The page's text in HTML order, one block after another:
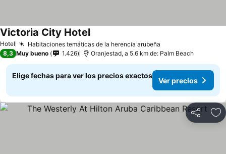
Hotel Habitaciones temáticas de la herencia arubeña
Victoria City Hotel
8,3 Muy bueno 1.426 Oranjestad, a 5.6 km de: Palm Beach
Elige fechas para ver los precios exactos
Ver precios
Compartir